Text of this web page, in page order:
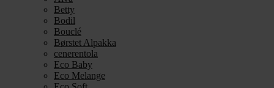
Betty
Bodil
Bouclé
Børstet Alpakka
cenerentola
Eco Baby
Eco Melange